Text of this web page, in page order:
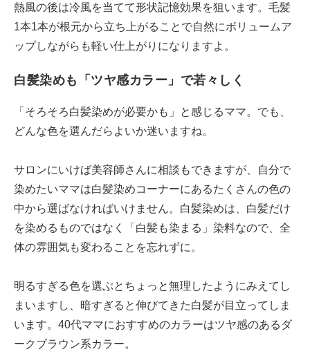
熱風の後は冷風を当てて形状記憶効果を狙います。毛髪
1本1本が根元から立ち上がることで自然にボリュームア
ップしながらも軽い仕上がりになりますよ。
白髪染めも「ツヤ感カラー」で若々しく
「そろそろ白髪染めが必要かも」と感じるママ。でも、
どんな色を選んだらよいか迷いますね。
サロンにいけば美容師さんに相談もできますが、自分で
染めたいママは白髪染めコーナーにあるたくさんの色の
中から選ばなければいけません。白髪染めは、白髪だけ
を染めるものではなく「白髪も染まる」染料なので、全
体の雰囲気も変わることを忘れずに。
明るすぎる色を選ぶとちょっと無理したようにみえてし
まいますし、暗すぎると伸びてきた白髪が目立ってしま
います。40代ママにおすすめのカラーはツヤ感のあるダ
ークブラウン系カラー。